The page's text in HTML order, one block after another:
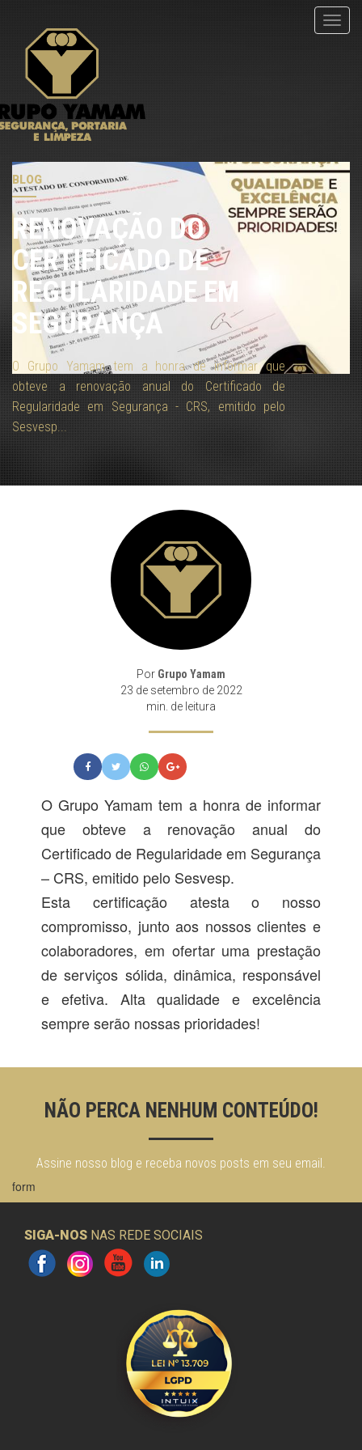
menu
BLOG
RENOVAÇÃO DO
CERTIFICADO DE
REGULARIDADE EM
SEGURANÇA
O Grupo Yamam tem a honra de informar que
obteve a renovação anual do Certificado de
Regularidade em Segurança - CRS, emitido pelo
Sesvesp...
Por Grupo Yamam
23 de setembro de 2022
min. de leitura
O Grupo Yamam tem a honra de informar
que obteve a renovação anual do
Certificado de Regularidade em Segurança
– CRS, emitido pelo Sesvesp.
Esta certificação atesta o nosso
compromisso, junto aos nossos clientes e
colaboradores, em ofertar uma prestação
de serviços sólida, dinâmica, responsável
e efetiva. Alta qualidade e excelência
sempre serão nossas prioridades!
NÃO PERCA NENHUM CONTEÚDO!
Assine nosso blog e receba novos posts em seu email.
form
SIGA-NOS NAS REDE SOCIAIS